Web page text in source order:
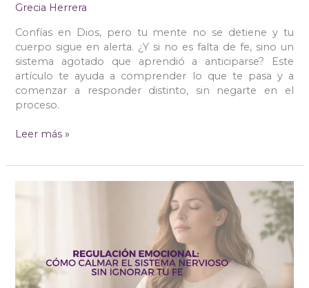
Grecia Herrera
Confías en Dios, pero tu mente no se detiene y tu
cuerpo sigue en alerta. ¿Y si no es falta de fe, sino un
sistema agotado que aprendió a anticiparse? Este
artículo te ayuda a comprender lo que te pasa y a
comenzar a responder distinto, sin negarte en el
proceso.
Leer más »
sistema
nervioso